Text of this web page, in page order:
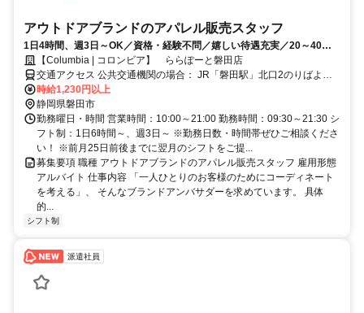
アウトドアブランドのアパレル販売スタッフ
1日4時間、週3日～OK／資格・経験不問／嬉しい待遇充実／20～40代
活躍中／髪型・髪色自由
【Columbia | コロンビア】 ららぽーと磐田店
交通アクセス 公共交通機関の場合： JR「磐田駅」北口2のりばより
バス約20分 車の場合： 東名高速道路 磐田ICから 約2km 東名高速道
路 浜松ICから 約7.7km 磐田バイパス 見付ICから 約3km
時給1,230円以上
静岡県磐田市
勤務曜日・時間 営業時間：10:00～21:00 勤務時間：09:30～21:30 シ
フト制：1日6時間～、週3日～ ※勤務日数・時間帯ぜひご相談くださ
い！ ※前月25日前後までに翌月のシフトをご提...
募集要項 職種 アウトドアブランドのアパレル販売スタッフ 雇用形態
アルバイト 仕事内容 「一人ひとりのお客様のためにコーディネート
を考える」、 そんなブランドアンバサダーを求めています。 具体
的...
シフト制
派遣社員